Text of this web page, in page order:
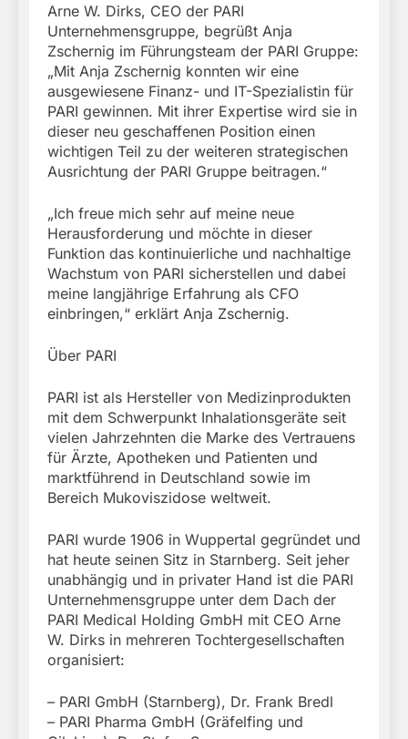
Arne W. Dirks, CEO der PARI
Unternehmensgruppe, begrüßt Anja
Zschernig im Führungsteam der PARI Gruppe:
„Mit Anja Zschernig konnten wir eine
ausgewiesene Finanz- und IT-Spezialistin für
PARI gewinnen. Mit ihrer Expertise wird sie in
dieser neu geschaffenen Position einen
wichtigen Teil zu der weiteren strategischen
Ausrichtung der PARI Gruppe beitragen.“
„Ich freue mich sehr auf meine neue
Herausforderung und möchte in dieser
Funktion das kontinuierliche und nachhaltige
Wachstum von PARI sicherstellen und dabei
meine langjährige Erfahrung als CFO
einbringen,“ erklärt Anja Zschernig.
Über PARI
PARI ist als Hersteller von Medizinprodukten
mit dem Schwerpunkt Inhalationsgeräte seit
vielen Jahrzehnten die Marke des Vertrauens
für Ärzte, Apotheken und Patienten und
marktführend in Deutschland sowie im
Bereich Mukoviszidose weltweit.
PARI wurde 1906 in Wuppertal gegründet und
hat heute seinen Sitz in Starnberg. Seit jeher
unabhängig und in privater Hand ist die PARI
Unternehmensgruppe unter dem Dach der
PARI Medical Holding GmbH mit CEO Arne
W. Dirks in mehreren Tochtergesellschaften
organisiert:
– PARI GmbH (Starnberg), Dr. Frank Bredl
– PARI Pharma GmbH (Gräfelfing und